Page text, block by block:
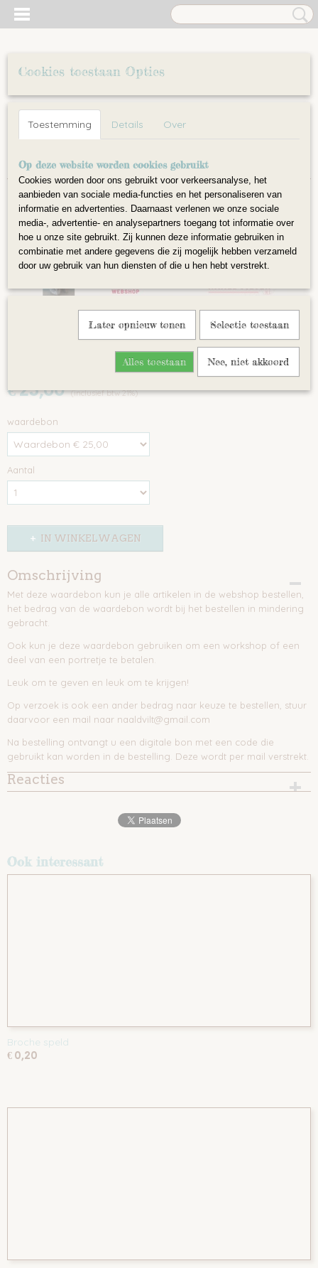
Inloggen Registreren
Home>Tools>Waardebon
€ 25,00 (inclusief btw 21%)
waardebon
Aantal
IN WINKELWAGEN
Omschrijving
Met deze waardebon kun je alle artikelen in de webshop bestellen,
het bedrag van de waardebon wordt bij het bestellen in mindering
gebracht.
Ook kun je deze waardebon gebruiken om een workshop of een
deel van een portretje te betalen.
Leuk om te geven en leuk om te krijgen!
Op verzoek is ook een ander bedrag naar keuze te bestellen, stuur
daarvoor een mail naar naaldvilt@gmail.com
Na bestelling ontvangt u een digitale bon met een code die
gebruikt kan worden in de bestelling. Deze wordt per mail verstrekt.
Reacties
Ook interessant
Broche speld
€ 0,20
Cookies toestaan Opties
Toestemming Details Over
Op deze website worden cookies gebruikt
Cookies worden door ons gebruikt voor verkeersanalyse, het
aanbieden van sociale media-functies en het personaliseren van
informatie en advertenties. Daarnaast verlenen we onze sociale
media-, advertentie- en analysepartners toegang tot informatie over
hoe u onze site gebruikt. Zij kunnen deze informatie gebruiken in
combinatie met andere gegevens die zij mogelijk hebben verzameld
door uw gebruik van hun diensten of die u hen hebt verstrekt.
Later opnieuw tonen Selectie toestaan
Alles toestaan Nee, niet akkoord